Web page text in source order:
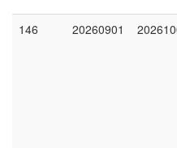
146 20260901